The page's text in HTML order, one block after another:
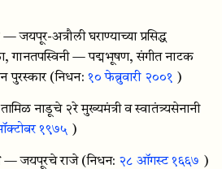
— जयपूर-अत्रौली घराण्याच्या प्रसिद्ध
गानतपस्विनी — पद्मभूषण, संगीत नाटक
पुरस्कार (निधन: १० फेब्रुवारी २००१ )
नाडूचे २रे मुख्यमंत्री व स्वातंत्र्यसेनानी
१९७५ )
— जयपूरचे राजे (निधन: २८ ऑगस्ट १६६७ )